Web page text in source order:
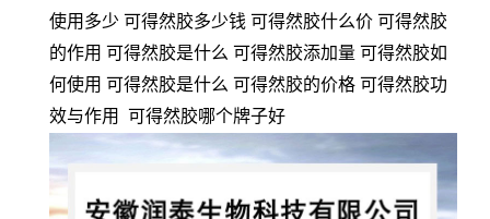
使用多少 可得然胶多少钱 可得然胶什么价 可得然胶
的作用 可得然胶是什么 可得然胶添加量 可得然胶如
何使用 可得然胶是什么 可得然胶的价格 可得然胶功
效与作用 可得然胶哪个牌子好